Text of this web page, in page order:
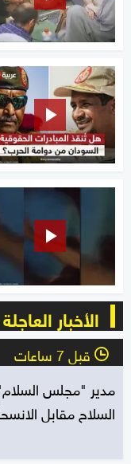
الأخبار العاجلة
l قبل 7 ساعات
مدير "مجلس
السلاح مقابل